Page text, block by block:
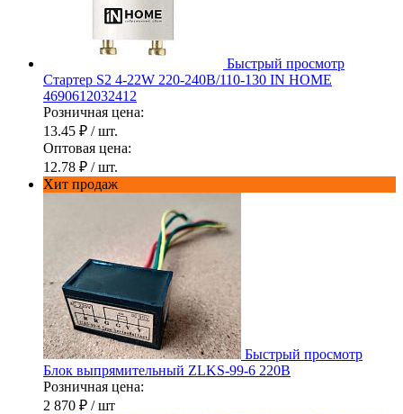
Быстрый просмотр
Стартер S2 4-22W 220-240В/110-130 IN HOME
4690612032412
Розничная цена:
13.45 ₽ / шт.
Оптовая цена:
12.78 ₽ / шт.
Хит продаж
Быстрый просмотр
Блок выпрямительный ZLKS-99-6 220В
Розничная цена:
2 870 ₽ / шт